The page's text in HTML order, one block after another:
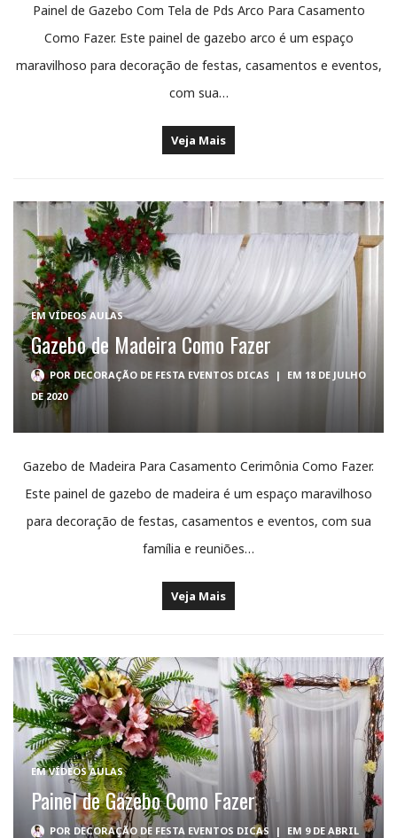
Painel de Gazebo Com Tela de Pds Arco Para Casamento
Como Fazer. Este painel de gazebo arco é um espaço
maravilhoso para decoração de festas, casamentos e eventos,
com sua…
Veja Mais
EMVÍDEOS AULAS
Gazebo de Madeira Como Fazer
PORDECORAÇÃO DE FESTA EVENTOS DICAS |
EM 18 DE JULHO
DE 2020
Gazebo de Madeira Para Casamento Cerimônia Como Fazer.
Este painel de gazebo de madeira é um espaço maravilhoso
para decoração de festas, casamentos e eventos, com sua
família e reuniões…
Veja Mais
EMVÍDEOS AULAS
Painel de Gazebo Como Fazer
POR DECORAÇÃO DE FESTA EVENTOS DICAS |
EM 9 DE ABRIL